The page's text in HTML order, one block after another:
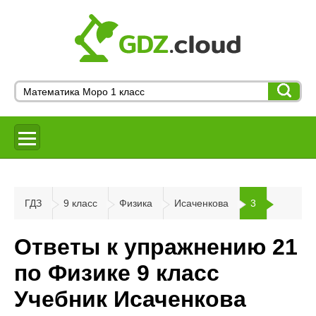
ГДЗ 9 класс Физика Исаченкова 3
Ответы к упражнению 21
по Физике 9 класс
Учебник Исаченкова